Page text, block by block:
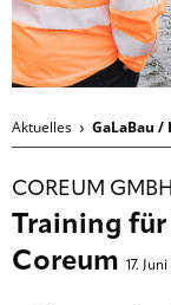
Aktuelles GaLaBau
COREUM GMBH
Training für
Coreum 17.